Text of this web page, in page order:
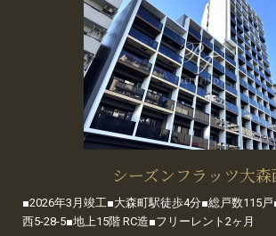
シーズンフラッツ大森
■2026年3月竣工■大森町駅徒歩4分■総戸数115
西5-28-5■地上15階 RC造■フリーレント2ヶ月